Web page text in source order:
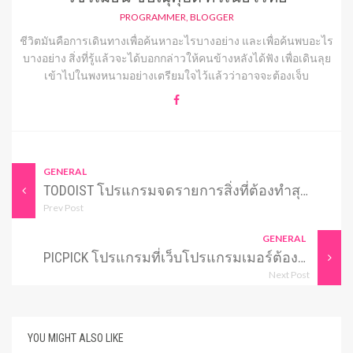
PROGRAMMER, BLOGGER
ชีวิตมันคือการเดินทางเพื่อค้นหาอะไรบางอย่าง และเพื่อค้นพบอะไร
บางอย่าง สิ่งที่รู้แล้วจะได้บอกกล่าวให้คนข้างหลังได้ฟัง เพื่อเดินลุย
เข้าไปในพงหนามอย่างเตรียมใจไว้แล้วว่าอาจจะต้องเจ็บ
GENERAL
TODOIST โปรแกรมจดรายการสิ่งที่ต้องทำสุดเจ๋ง
Prev Post
GENERAL
PICPICK โปรแกรมที่เว็บโปรแกรมเมอร์ต้องมีไว้ติดเครื่อง
Next Post
YOU MIGHT ALSO LIKE